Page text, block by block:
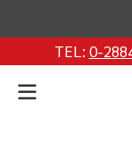
TEL: 0-